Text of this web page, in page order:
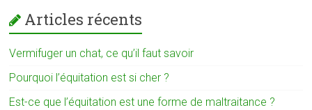
Articles récents
Vermifuger un chat, ce qu’il faut savoir
Pourquoi l’équitation est si cher ?
Est-ce que l’équitation est une forme de maltraitance ?